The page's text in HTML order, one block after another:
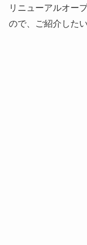
リニューアルオー
ので、ご紹介した